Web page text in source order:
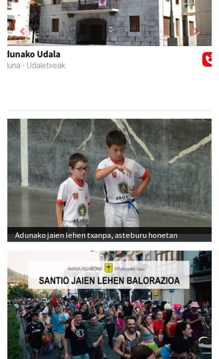
Osane belar eta eko denda
Urnieta - Akupuntura
Previous Next
Adunako jaien lehen txanpa, asteburu honetan